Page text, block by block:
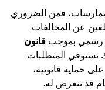
فمن الضروري
عن المخالفات.
رسمي بموجب قانون
تستوفي المتطلبات
حماية قانونية،
قد تتعرض له.